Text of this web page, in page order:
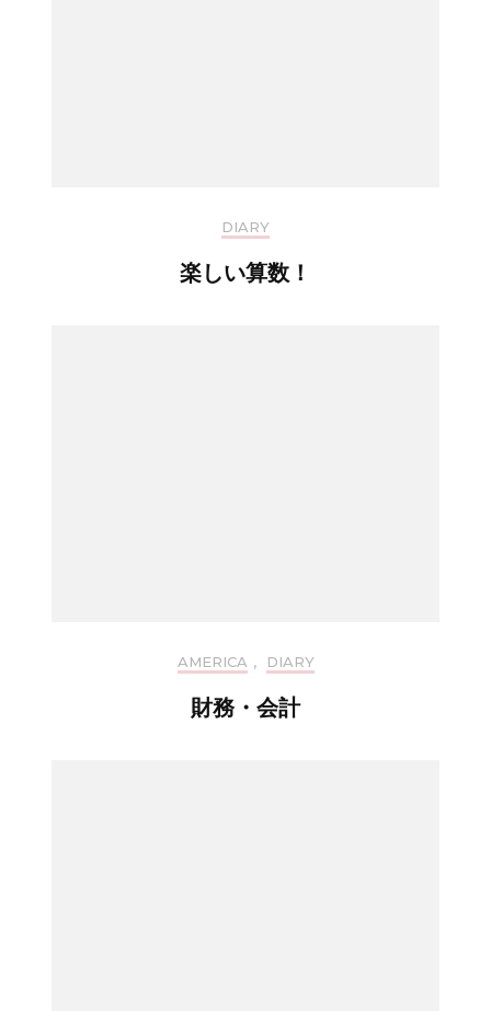
DIARY
楽しい算数！
AMERICA , DIARY
財務・会計